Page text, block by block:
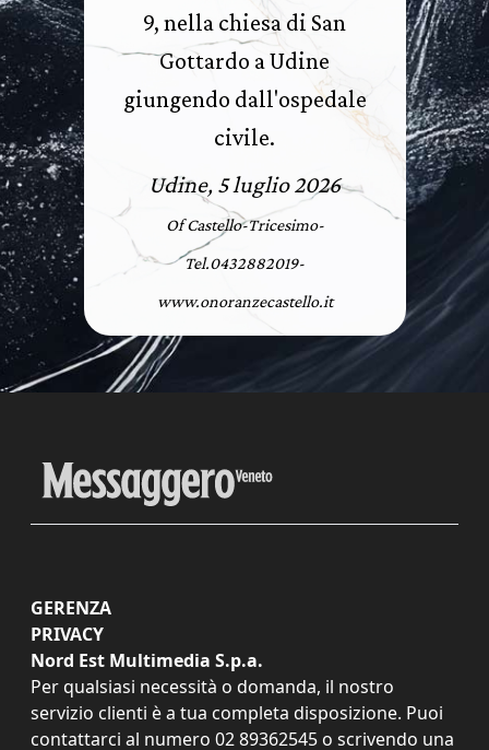
9, nella chiesa di San
Gottardo a Udine
giungendo dall'ospedale
civile.
Udine, 5 luglio 2026
Of Castello-Tricesimo-
Tel.0432882019-
www.onoranzecastello.it
GERENZA
PRIVACY
Nord Est Multimedia S.p.a.
Per qualsiasi necessità o domanda, il nostro
servizio clienti è a tua completa disposizione. Puoi
contattarci al numero 02 89362545 o scrivendo una